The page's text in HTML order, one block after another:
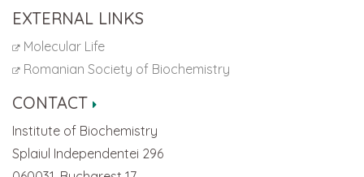
EXTERNAL LINKS
Molecular Life
Romanian Society of Biochemistry
CONTACT
Institute of Biochemistry
Splaiul Independentei 296